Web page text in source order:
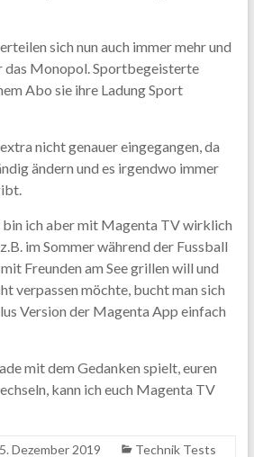
sich nun auch immer mehr und
das Monopol. Sportbegeisterte
Abo sie ihre Ladung Sport
nicht genauer eingegangen, da
ändern und es irgendwo immer
bin ich aber mit Magenta TV wirklich
im Sommer während der Fussball
Freunden am See grillen will und
verpassen möchte, bucht man sich
Version der Magenta App einfach
mit dem Gedanken spielt, euren
kann ich euch Magenta TV
5. Dezember 2019 Technik Tests